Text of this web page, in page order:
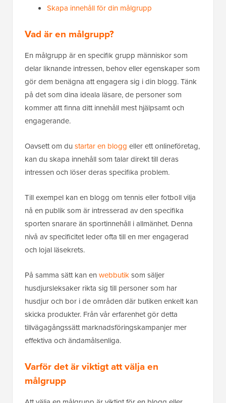
Skapa innehåll för din målgrupp
Vad är en målgrupp?
En målgrupp är en specifik grupp människor som
delar liknande intressen, behov eller egenskaper som
gör dem benägna att engagera sig i din blogg. Tänk
på det som dina ideala läsare, de personer som
kommer att finna ditt innehåll mest hjälpsamt och
engagerande.
Oavsett om du startar en blogg eller ett onlineföretag,
kan du skapa innehåll som talar direkt till deras
intressen och löser deras specifika problem.
Till exempel kan en blogg om tennis eller fotboll vilja
nå en publik som är intresserad av den specifika
sporten snarare än sportinnehåll i allmänhet. Denna
nivå av specificitet leder ofta till en mer engagerad
och lojal läsekrets.
På samma sätt kan en webbutiksom säljer
husdjursleksaker rikta sig till personer som har
husdjur och bor i de områden där butiken enkelt kan
skicka produkter. Från vår erfarenhet gör detta
tillvägagångssätt marknadsföringskampanjer mer
effektiva och ändamålsenliga.
Varför det är viktigt att välja en
målgrupp